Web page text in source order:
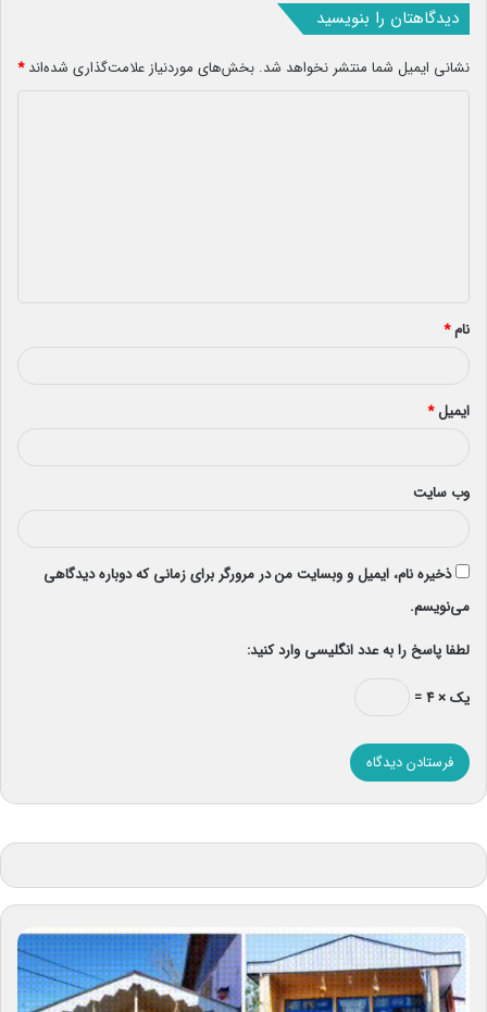
دیدگاهتان را بنویسید
نشانی ایمیل شما منتشر نخواهد شد. بخش‌های موردنیاز علامت‌گذاری شده‌اند*
*
نام*
ایمیل*
وب‌ سایت
ذخیره نام، ایمیل و وبسایت من در مرورگر برای زمانی که دوباره دیدگاهی
می‌نویسم.
لطفا پاسخ را به عدد انگلیسی وارد کنید:
یک × ۴ =